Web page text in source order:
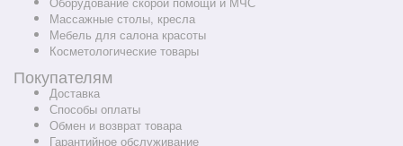
Массажные столы, кресла
Мебель для салона красоты
Косметологические товары
Покупателям
Доставка
Способы оплаты
Обмен и возврат товара
Гарантийное обслуживание